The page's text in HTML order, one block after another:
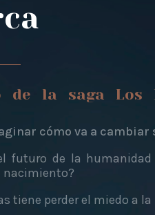
de la saga Los
cómo va a cambiar
futuro de la
tiene perder el miedo a